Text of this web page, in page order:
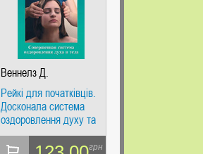
Веннелз Д.
Рейкі для початківців.
Досконала система
оздоровлення духу та
тіла. Фаїр
грн